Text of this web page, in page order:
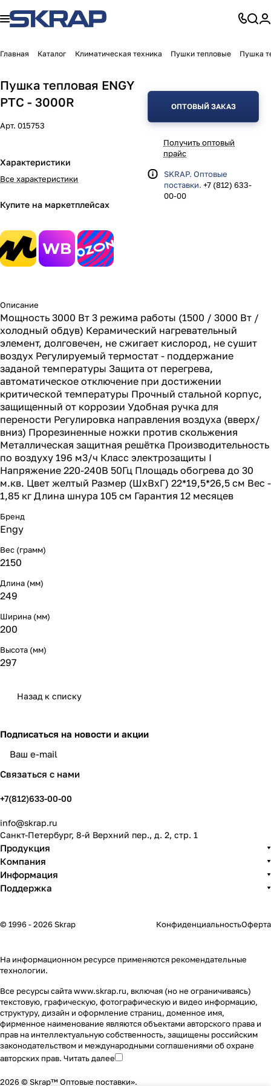
Главная Каталог Климатическая техника Пушки тепловые Пушка
Пушка тепловая ENGY
PTC - 3000R
Арт. 015753
Характеристики
Все характеристики
Купите на маркетплейсах
ОПТОВЫЙ ЗАКАЗ
Получить оптовый
прайс
SKRAP. Оптовые
поставки. +7 (812) 633-
00-00
Описание
Мощность 3000 Вт 3 режима работы (1500 / 3000 Вт /
холодный обдув) Керамический нагревательный
элемент, долговечен, не сжигает кислород, не сушит
воздух Регулируемый термостат - поддержание
заданой температуры Защита от перегрева,
автоматическое отключение при достижении
критической температуры Прочный стальной корпус,
защищенный от коррозии Удобная ручка для
перености Регулировка направления воздуха (вверх/
вниз) Прорезиненные ножки против скольжения
Металлическая защитная решётка Производительность
по воздуху 196 м3/ч Класс электрозащиты I
Напряжение 220-240В 50Гц Площадь обогрева до 30
м.кв. Цвет желтый Размер (ШхВхГ) 22*19,5*26,5 см Вес -
1,85 кг Длина шнура 105 см Гарантия 12 месяцев
Бренд
Engy
Вес (грамм)
2150
Длина (мм)
249
Ширина (мм)
200
Высота (мм)
297
Назад к списку
Подписаться на новости и акции
Связаться с нами
+7(812)633-00-00
info@skrap.ru
Санкт-Петербург, 8-й Верхний пер., д. 2, стр. 1
Продукция
Компания
Информация
Поддержка
© 1996 - 2026 Skrap КонфиденциальностьОферта
На информационном ресурсе применяются рекомендательные
технологии.
Все ресурсы сайта www.skrap.ru, включая (но не ограничиваясь)
текстовую, графическую, фотографическую и видео информацию,
структуру, дизайн и оформление страниц, доменное имя,
фирменное наименование являются объектами авторского права и
прав на интеллектуальную собственность, защищены российским
законодательством и международными соглашениями об охране
авторских прав. Читать далее
2026 © Skrap™ Оптовые поставки».